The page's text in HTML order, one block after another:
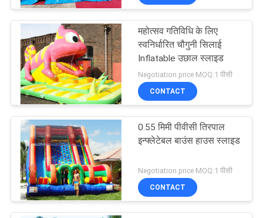
Inflatable पानी पूल
Inflatable जल खिलौने
महोत्सव गतिविधि के लिए
स्वनिर्धारित चौगुनी सिलाई
Inflatable उछाल स्लाइड
Negotiation price MOQ:1 पीसी
CONTACT
0.55 मिमी पीवीसी तिरपाल
इन्फ्लेटेबल बाउंस हाउस स्लाइड
Negotiation price MOQ:1 पीसी
CONTACT